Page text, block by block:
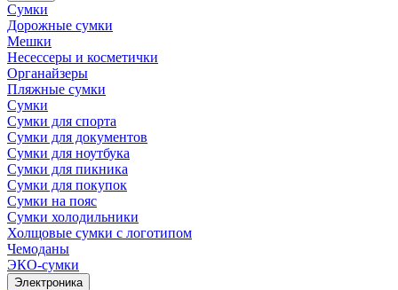
Сумки
Дорожные сумки
Мешки
Несессеры и косметички
Органайзеры
Пляжные сумки
Сумки
Сумки для спорта
Сумки для документов
Сумки для ноутбука
Сумки для пикника
Сумки для покупок
Сумки на пояс
Сумки холодильники
Холщовые сумки с логотипом
Чемоданы
ЭКО-сумки
Электроника